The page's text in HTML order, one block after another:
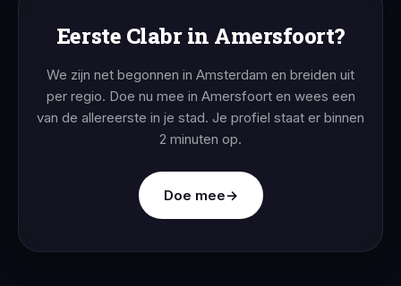
Eerste Clabr in Amersfoort?
We zijn net begonnen in Amsterdam en breiden uit
per regio. Doe nu mee in Amersfoort en wees een
van de allereerste in je stad. Je profiel staat er binnen
2 minuten op.
Doe mee→